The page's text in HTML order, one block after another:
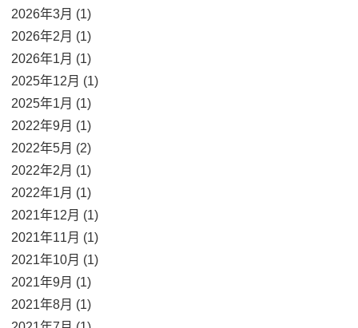
2026年3月 (1)
2026年2月 (1)
2026年1月 (1)
2025年12月 (1)
2025年1月 (1)
2022年9月 (1)
2022年5月 (2)
2022年2月 (1)
2022年1月 (1)
2021年12月 (1)
2021年11月 (1)
2021年10月 (1)
2021年9月 (1)
2021年8月 (1)